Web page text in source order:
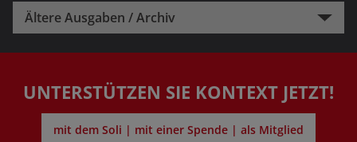
Ältere Ausgaben / Archiv
UNTERSTÜTZEN SIE KONTEXT JETZT!
mit dem Soli | mit einer Spende | als Mitglied